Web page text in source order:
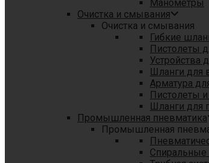
Манометры
Очистка и смывания
Очистка и смывания
Гибкие
Пистолеты
Устройства
Шланги для
Арматура
Пистолеты
Шланги для
Промышленная пневматика
Промышленная
Спиральные